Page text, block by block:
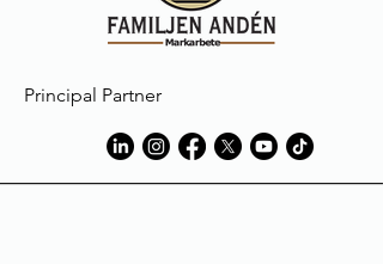
caused by elements foreign to the
materials used in manufacture.
suivant des standards élevés et sont
soumis à des procédures sévères de
contrôle qualité.
Les vêtements peuvent subir une
décoloration au contact de
Principal Partner